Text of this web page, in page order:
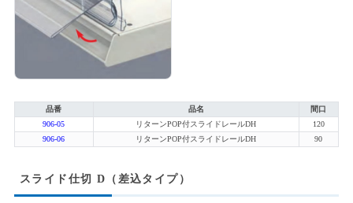
品番 品名
間口
906-05
リターンPOP付スライドレールDH
120
906-06
リターンPOP付スライドレールDH 90
スライド仕切 D（差込タイプ）